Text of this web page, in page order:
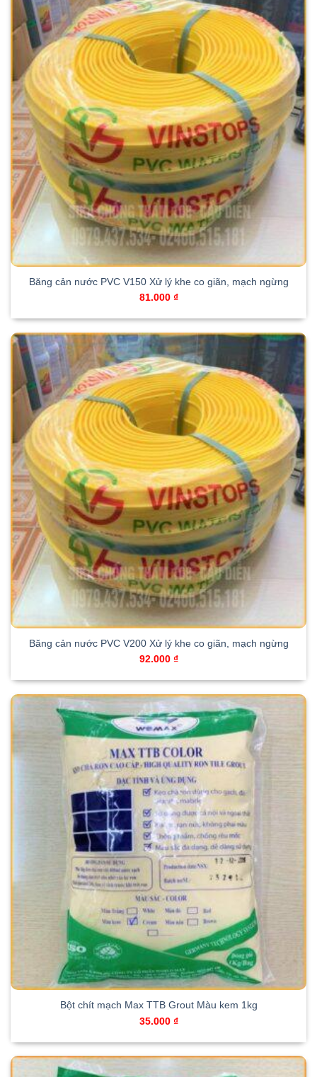
Băng cản nước PVC V150 Xử lý khe co giãn, mạch ngừng
81.000 ₫
Băng cản nước PVC V200 Xử lý khe co giãn, mạch ngừng
92.000 ₫
Bột chít mạch Max TTB Grout Màu kem 1kg
35.000 ₫